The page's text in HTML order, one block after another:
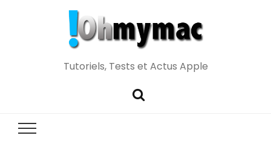
Tutoriels, Tests et Actus Apple